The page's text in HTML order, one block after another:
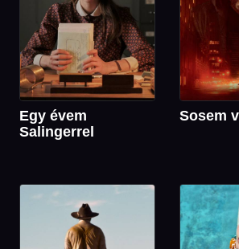
Egy évem
Salingerrel
Sosem